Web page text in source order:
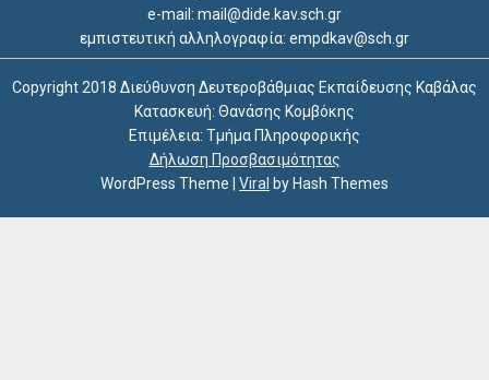
e-mail: mail@dide.kav.sch.gr
εμπιστευτική αλληλογραφία: empdkav@sch.gr
Copyright 2018 Διεύθυνση Δευτεροβάθμιας Εκπαίδευσης Καβάλας
Κατασκευή: Θανάσης Κομβόκης
Επιμέλεια: Τμήμα Πληροφορικής
Δήλωση Προσβασιμότητας
WordPress Theme
Viral by Hash Themes